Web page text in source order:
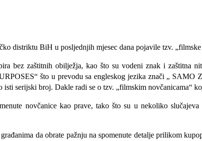
distriktu BiH u posljednjih mjesec dana pojavile tzv.
bez zaštitnih obilježja, kao što su vodeni znak i zaštitna
što u prevodu sa engleskog jezika znači „
serijski broj. Dakle radi se o tzv. „filmskim novčanicama“
novčanice kao prave, tako što su u nekoliko
da obrate pažnju na spomenute detalje prilikom